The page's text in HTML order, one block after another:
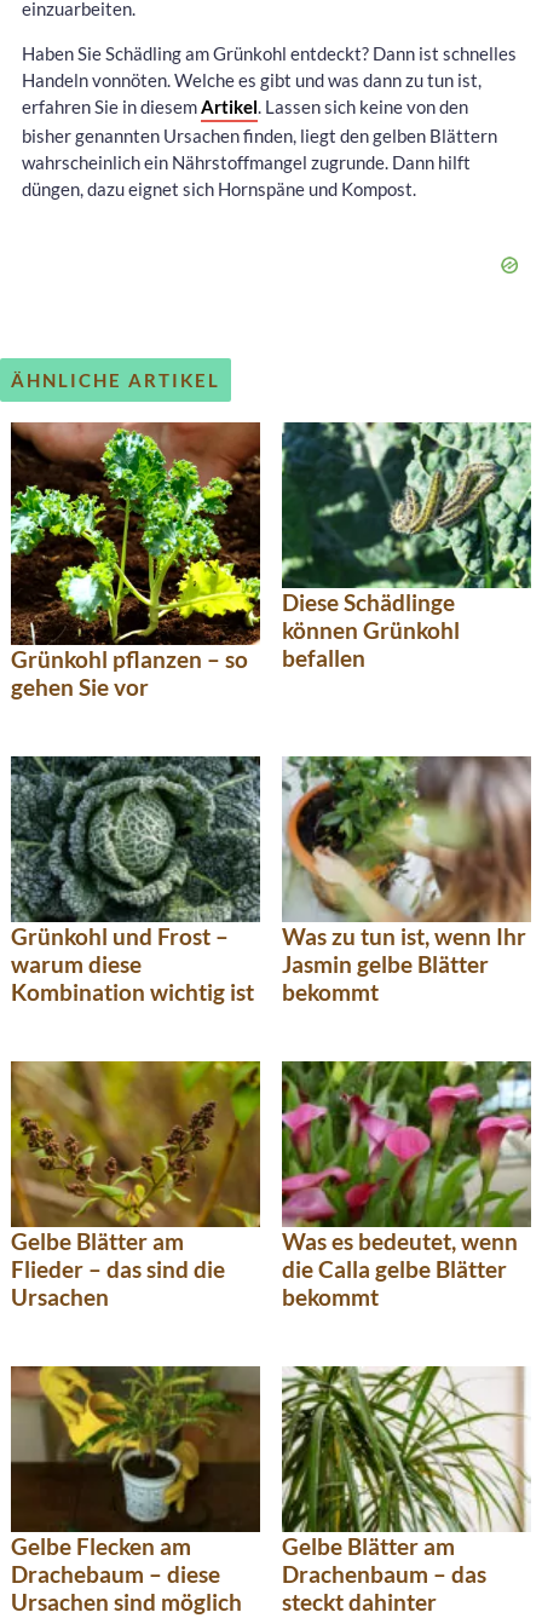
einzuarbeiten.
Haben Sie Schädling am Grünkohl entdeckt? Dann ist schnelles
Handeln vonnöten. Welche es gibt und was dann zu tun ist,
erfahren Sie in diesemArtikel. Lassen sich keine von den
bisher genannten Ursachen finden, liegt den gelben Blättern
wahrscheinlich ein Nährstoffmangel zugrunde. Dann hilft
düngen, dazu eignet sich Hornspäne und Kompost.
ÄHNLICHE ARTIKEL
Grünkohl pflanzen – so
gehen Sie vor
Diese Schädlinge
können Grünkohl
befallen
Grünkohl und Frost –
warum diese
Kombination wichtig ist
Was zu tun ist, wenn Ihr
Jasmin gelbe Blätter
bekommt
Gelbe Blätter am
Flieder – das sind die
Ursachen
Was es bedeutet, wenn
die Calla gelbe Blätter
bekommt
Gelbe Flecken am
Drachebaum – diese
Ursachen sind möglich
Gelbe Blätter am
Drachenbaum – das
steckt dahinter